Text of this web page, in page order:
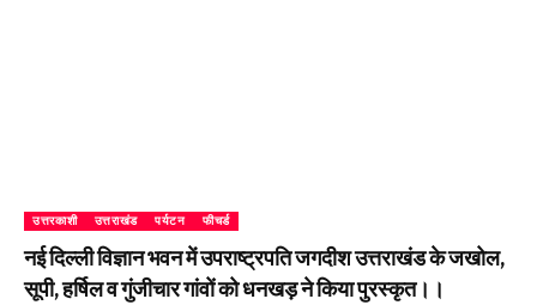
उत्तरकाशी उत्तराखंड पर्यटन फीचर्ड
नई दिल्ली विज्ञान भवन में उपराष्ट्रपति जगदीश उत्तराखंड के जखोल,
सूपी, हर्षिल व गुंजीचार गांवों को धनखड़ ने किया पुरस्कृत।।